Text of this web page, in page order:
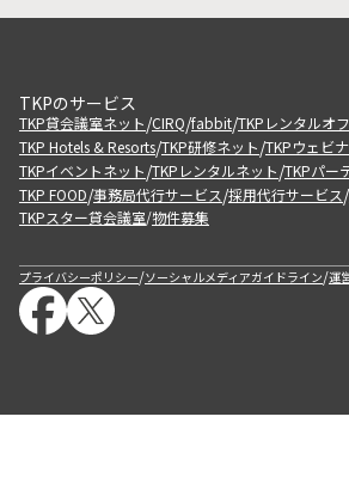
TKPのサービス
TKP貸会議室ネット/CIRQ/fabbit/TKPレンタルオ
TKP Hotels & Resorts/TKP研修ネット/TKPウェビ
TKPイベントネット/TKPレンタルネット/TKPパー
TKP FOOD/事務局代行サービス/採用代行サービス/
TKPスター貸会議室/物件募集
プライバシーポリシー/ソーシャルメディアガイドライン/運